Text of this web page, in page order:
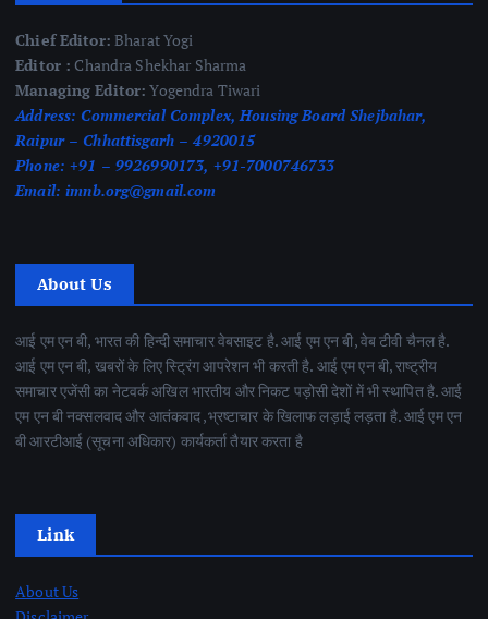
Chief Editor: Bharat Yogi
Editor : Chandra Shekhar Sharma
Managing Editor: Yogendra Tiwari
Address: Commercial Complex, Housing Board Shejbahar,
Raipur – Chhattisgarh – 4920015
Phone: +91 – 9926990173, +91-7000746733
Email: imnb.org@gmail.com
About Us
आई एम एन बी, भारत की हिन्दी समाचार वेबसाइट है. आई एम एन बी, वेब टीवी चैनल है.
आई एम एन बी, खबरों के लिए स्ट्रिंग आपरेशन भी करती है. आई एम एन बी, राष्ट्रीय
समाचार एजेंसी का नेटवर्क अखिल भारतीय और निकट पड़ोसी देशों में भी स्थापित है. आई
एम एन बी नक्सलवाद और आतंकवाद ,भ्रष्टाचार के खिलाफ लड़ाई लड़ता है. आई एम एन
बी आरटीआई (सूचना अधिकार) कार्यकर्ता तैयार करता है
Link
About Us